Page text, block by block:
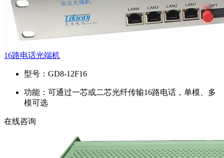
16路电话光端机
型号： GD8-12F16
功能： 可通过一芯或二芯光纤传输16路电话，单模、多
模可选
在线咨询